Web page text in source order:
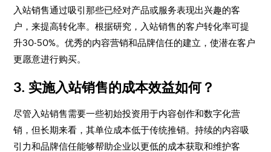
入站销售通过吸引那些已经对产品或服务表现出兴趣的客
户，来提高转化率。根据研究，入站销售的客户转化率可提
升30-50%。优秀的内容营销和品牌信任的建立，使潜在客户
更愿意进行购买。
3. 实施入站销售的成本效益如何？
尽管入站销售需要一些初始投资用于内容创作和数字化营
销，但长期来看，其单位成本低于传统推销。持续的内容吸
引力和品牌信任能够帮助企业以更低的成本获取和维护客